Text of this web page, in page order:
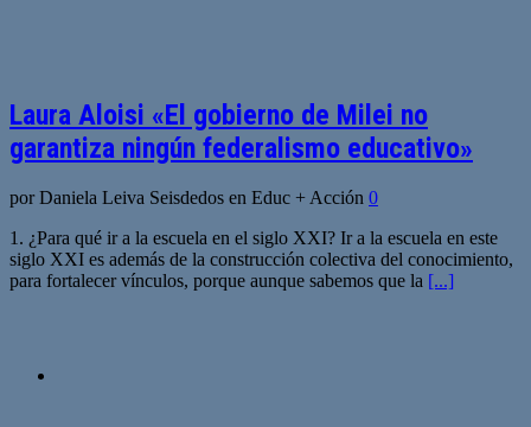
Laura Aloisi «El gobierno de Milei no
garantiza ningún federalismo educativo»
por Daniela Leiva Seisdedos en Educ + Acción 0
1. ¿Para qué ir a la escuela en el siglo XXI? Ir a la escuela en este
siglo XXI es además de la construcción colectiva del conocimiento,
para fortalecer vínculos, porque aunque sabemos que la [...]